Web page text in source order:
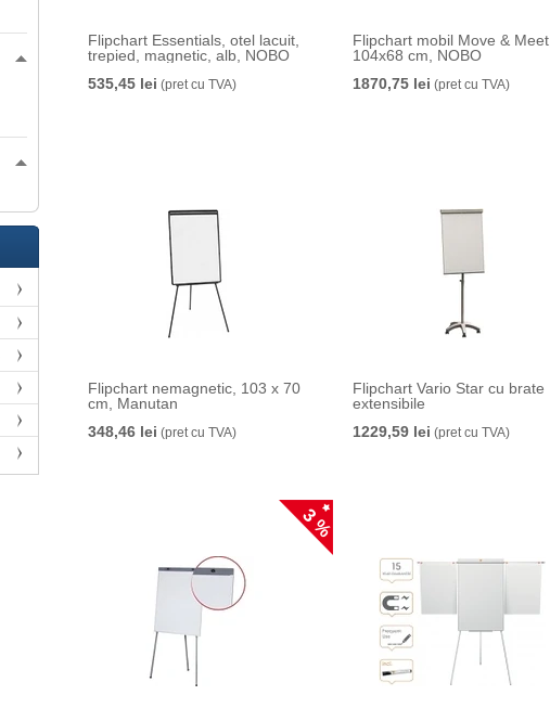
Flipchart Essentials, otel lacuit,
trepied, magnetic, alb, NOBO
535,45 lei (pret cu TVA)
Flipchart mobil Move & Meet,
104x68 cm, NOBO
1870,75 lei (pret cu TVA)
Flipchart nemagnetic, 103 x 70
cm, Manutan
348,46 lei (pret cu TVA)
Flipchart Vario Star cu brate
extensibile
1229,59 lei (pret cu TVA)
3 %